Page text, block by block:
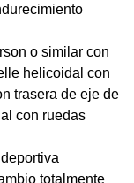
o similar con
helicoidal con
trasera de eje de
con ruedas
totalmente